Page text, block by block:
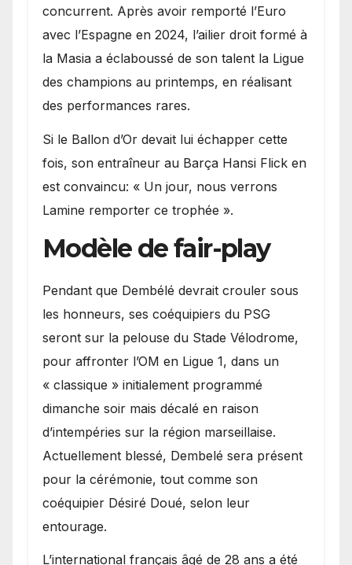
concurrent. Après avoir remporté l’Euro
avec l’Espagne en 2024, l’ailier droit formé à
la Masia a éclaboussé de son talent la Ligue
des champions au printemps, en réalisant
des performances rares.
Si le Ballon d’Or devait lui échapper cette
fois, son entraîneur au Barça Hansi Flick en
est convaincu: « Un jour, nous verrons
Lamine remporter ce trophée ».
Modèle de fair-play
Pendant que Dembélé devrait crouler sous
les honneurs, ses coéquipiers du PSG
seront sur la pelouse du Stade Vélodrome,
pour affronter l’OM en Ligue 1, dans un
« classique » initialement programmé
dimanche soir mais décalé en raison
d’intempéries sur la région marseillaise.
Actuellement blessé, Dembelé sera présent
pour la cérémonie, tout comme son
coéquipier Désiré Doué, selon leur
entourage.
L’international français âgé de 28 ans a été